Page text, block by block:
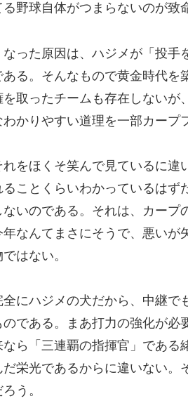
野球自体がつまらないのが致
った原因は、ハジメが「投手
る。そんなもので黄金時代
取ったチームも存在しない
かりやすい道理を一部カープ
をほくそ笑んで見ているに
ことくらいわかっているは
いのである。それは、カー
なんてまさにそうで、悪い
はない。
にハジメの犬だから、中継で
である。まあ打力の強化が
ら「三連覇の指揮官」であ
栄光であるからに違いない
う。